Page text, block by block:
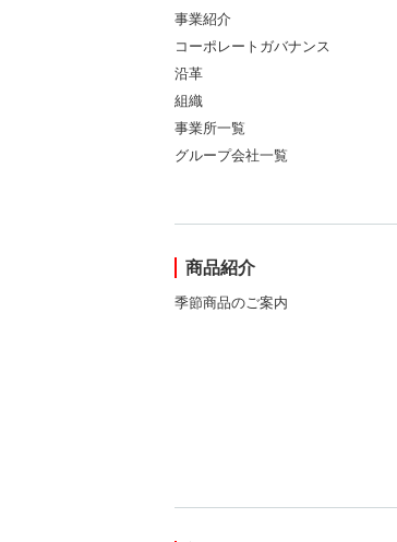
事業紹介
コーポレートガバナンス
沿革
組織
事業所一覧
グループ会社一覧
商品紹介
季節商品のご案内